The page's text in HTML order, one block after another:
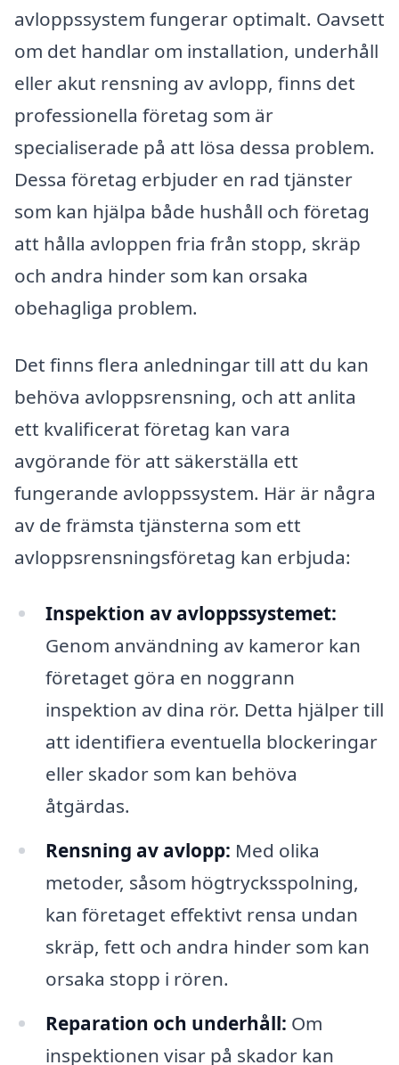
avloppssystem fungerar optimalt. Oavsett
om det handlar om installation, underhåll
eller akut rensning av avlopp, finns det
professionella företag som är
specialiserade på att lösa dessa problem.
Dessa företag erbjuder en rad tjänster
som kan hjälpa både hushåll och företag
att hålla avloppen fria från stopp, skräp
och andra hinder som kan orsaka
obehagliga problem.
Det finns flera anledningar till att du kan
behöva avloppsrensning, och att anlita
ett kvalificerat företag kan vara
avgörande för att säkerställa ett
fungerande avloppssystem. Här är några
av de främsta tjänsterna som ett
avloppsrensningsföretag kan erbjuda:
Inspektion av avloppssystemet:
Genom användning av kameror kan
företaget göra en noggrann
inspektion av dina rör. Detta hjälper till
att identifiera eventuella blockeringar
eller skador som kan behöva
åtgärdas.
Rensning av avlopp: Med olika
metoder, såsom högtrycksspolning,
kan företaget effektivt rensa undan
skräp, fett och andra hinder som kan
orsaka stopp i rören.
Reparation och underhåll: Om
inspektionen visar på skador kan